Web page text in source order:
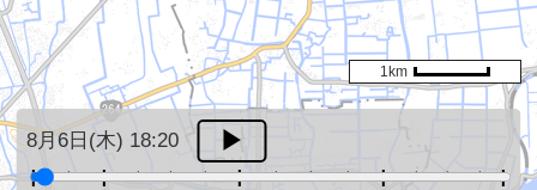
8月6日(木) 18:20
1km